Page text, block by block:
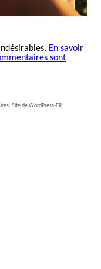
En savoir
sont
Site de WordPress-FR